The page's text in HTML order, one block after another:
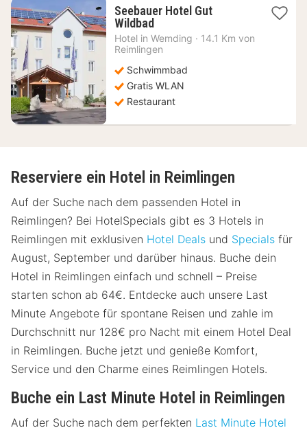
Seebauer Hotel Gut
Wildbad1
Nacht
ab
€
Hotel in Wemding · 14.1 Km von
Reimlingen
Schwimmbad
Gratis WLAN
Restaurant
Reserviere ein Hotel in Reimlingen
Auf der Suche nach dem passenden Hotel in
Reimlingen? Bei HotelSpecials gibt es 3 Hotels in
Reimlingen mit exklusiven Hotel Deals und Specials für
August, September und darüber hinaus. Buche dein
Hotel in Reimlingen einfach und schnell – Preise
starten schon ab 64€. Entdecke auch unsere Last
Minute Angebote für spontane Reisen und zahle im
Durchschnitt nur 128€ pro Nacht mit einem Hotel Deal
in Reimlingen. Buche jetzt und genieße Komfort,
Service und den Charme eines Reimlingen Hotels.
Buche ein Last Minute Hotel in Reimlingen
Auf der Suche nach dem perfekten Last Minute Hotel